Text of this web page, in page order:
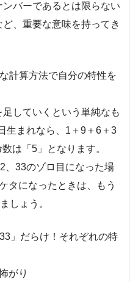
バーであるとは限らない
、重要な意味を持ってき
計算方法で自分の特性を
していくという単純なも
生まれなら、1＋9＋6＋3
は「5」となります。
、33のゾロ目になった場
タになったときは、もう
しょう。
」だらけ！それぞれの特
がり